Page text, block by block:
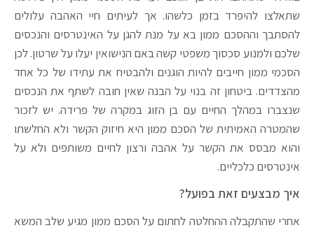
שתאלצו להיפרד בזמן כלשהו. אך לעיתים חיי האהבה עלולים
להסתבך וההסכם ממון בא על מנת להגן על האינטרסים והנכסים
שלכם ולמנוע סכסוך משפטי קשה באם הנישואין יעלו על שרטון. לכן
הסכמי ממון חייבים להיות הוגנים ולהבטיח את עתידו של כל אחד
מהצדדים. ביטחון זה בנוי על הבנה שאין חובה לשתף את הנכסים
שנצברו במהלך החיים עם בן הזוג במקרה של פרידה. יש לזכור
שהמטרה האמיתית של הסכם ממון היא חיזוק הקשר ולא החלשתו
והוא מבסס את הקשר על אהבה ורצון לחיים משותפים ולא על
אינטרסים כלכליים.
איך מבצעים זאת בפועל?
אחרי שהתקבלה ההחלטה לחתום על הסכם ממון מגיע שלב המשא